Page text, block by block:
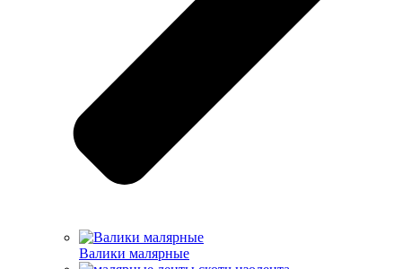
Валики малярные